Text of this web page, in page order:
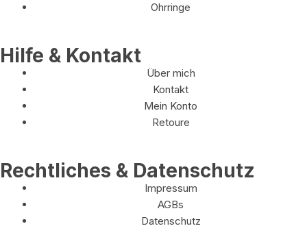
Ohrringe
Hilfe & Kontakt
Über mich
Kontakt
Mein Konto
Retoure
Rechtliches & Datenschutz
Impressum
AGBs
Datenschutz